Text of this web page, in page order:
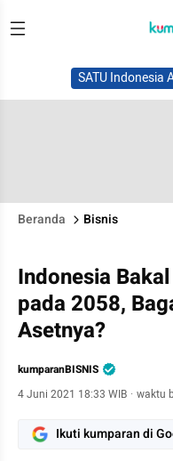
SATU Indonesia
Beranda Bisnis
Indonesia
pada 2058,
Asetnya?
kumparanBISNIS
4 Juni 2021 18:33 WIB · waktu
Ikuti kumparan di